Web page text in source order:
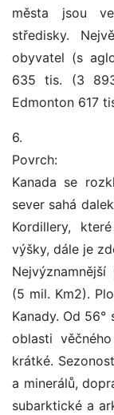
města jsou
středisky.
obyvatel (s
635 tis. (3
Edmonton 617
6.
Povrch:
Kanada se
sever sahá
Kordillery,
výšky, dále je
(5 mil. Km2).
Kanady. Od
oblasti
krátké.
a minerálů,
subarktické a